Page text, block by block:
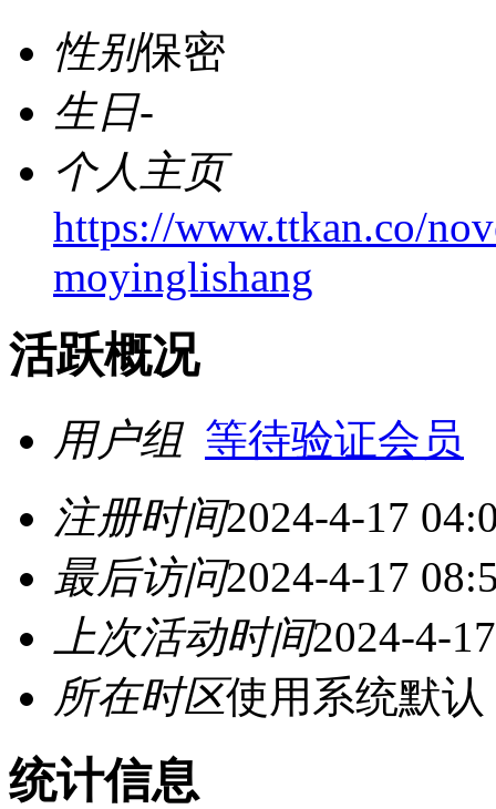
性别保密
生日-
个人主页
https://www.ttkan.co/
moyinglishang
活跃概况
用户组 等待验证会员
注册时间2024-4-17
最后访问2024-4-17
上次活动时间2024-4-
所在时区使用系统默认
统计信息